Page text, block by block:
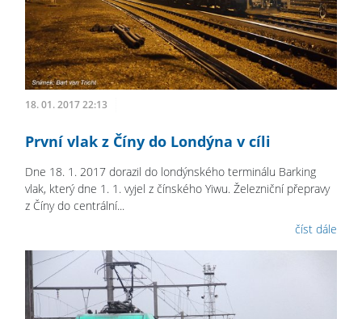
18. 01. 2017 22:13
První vlak z Číny do Londýna v cíli
Dne 18. 1. 2017 dorazil do londýnského terminálu Barking
vlak, který dne 1. 1. vyjel z čínského Yiwu. Železniční přepravy
z Číny do centrální...
číst dále